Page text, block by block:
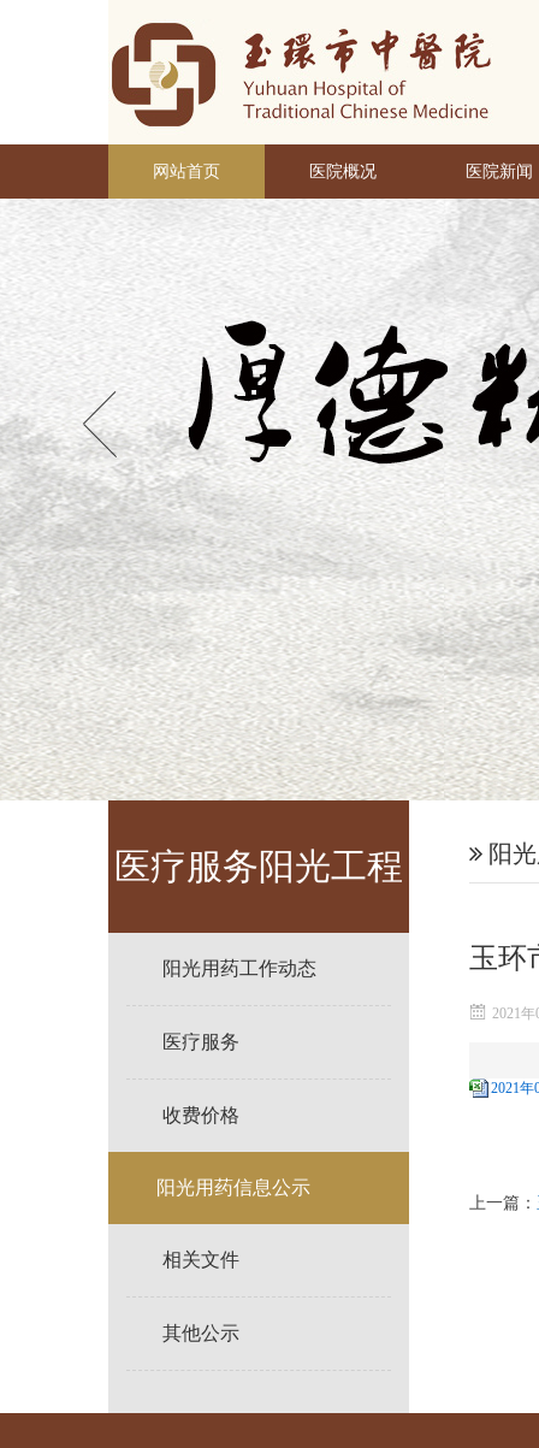
网站首页 医院概况 医院新闻
医疗服务阳光工程
阳光用药工作动态
医疗服务
收费价格
阳光用药信息公示
相关文件
其他公示
阳
玉环
2021
2021
上一篇：